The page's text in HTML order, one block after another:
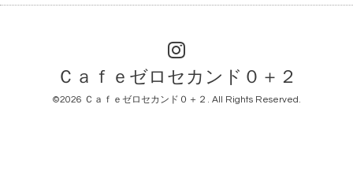
Ｃａｆｅゼロセカンド０＋２
©2026 Ｃａｆｅゼロセカンド０＋２ . All Rights Reserved.